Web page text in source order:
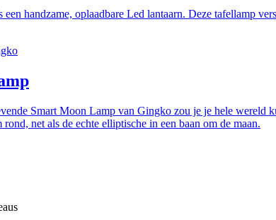
handzame, oplaadbare Led lantaarn. Deze tafellamp
Smart Moon Lamp van Gingko zou je je hele wereld
rond, net als de echte elliptische in een baan om de maan.